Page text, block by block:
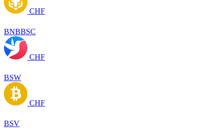
CHF
BNBBSC
CHF
BSW
CHF
BSV